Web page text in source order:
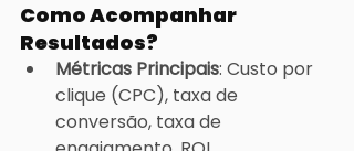
Como Acompanhar
Resultados?
Métricas Principais: Custo por
clique (CPC), taxa de
conversão, taxa de